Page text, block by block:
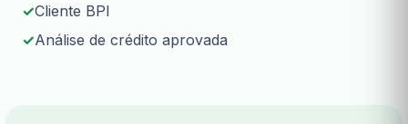
Cliente BPI
Análise de crédito aprovada